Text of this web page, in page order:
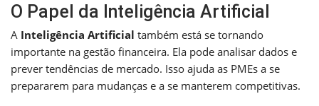
O Papel da Inteligência Artificial
A Inteligência Artificial também está se tornando
importante na gestão financeira. Ela pode analisar dados e
prever tendências de mercado. Isso ajuda as PMEs a se
prepararem para mudanças e a se manterem competitivas.